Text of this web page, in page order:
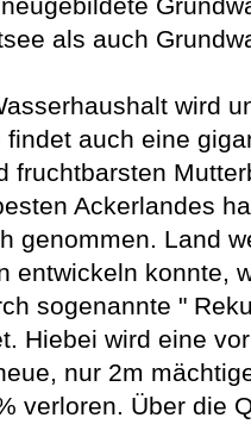
als auch
wird
auch eine
fruchtbarsten
Ackerlandes
genommen. Land
entwickeln konnte,
sogenannte "
Hiebei wird eine
nur 2m
verloren. Über die